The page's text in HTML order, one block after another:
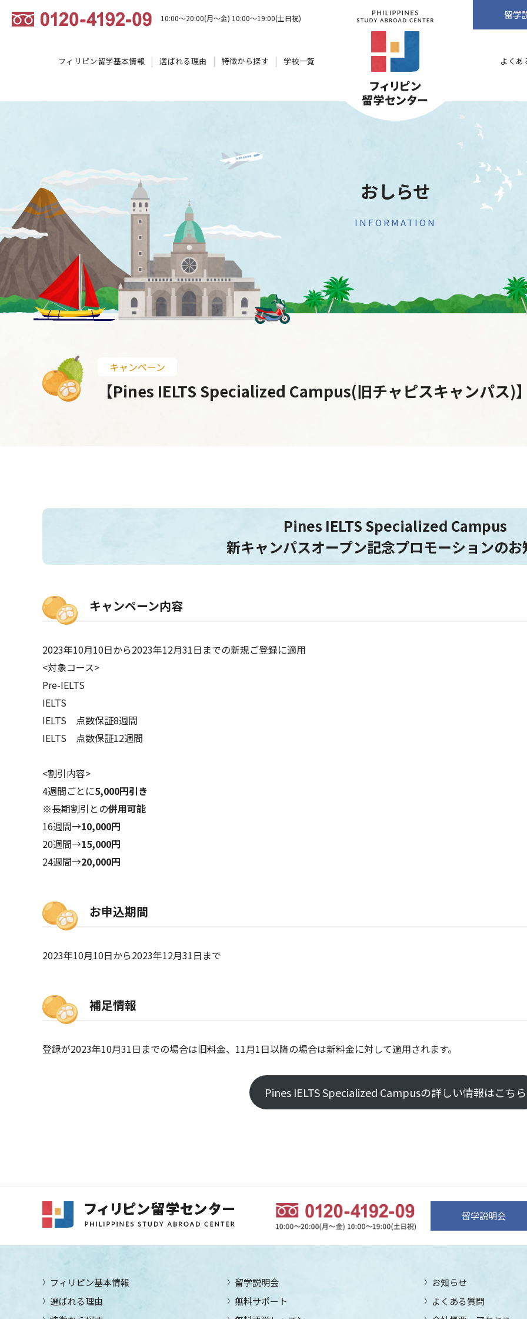
10:00～20:00(月～金) 10:00～19:00(土日祝) 留学
フィリピン留学基本情報 選ばれる理由 特徴から探す 学校一覧 よくあ
おしらせ
INFORMATION
キャンペーン
【Pines IELTS Specialized Campus(旧チャピスキャンパス)
Pines IELTS Specialized Campus
新キャンパスオープン記念プロモーションのお
キャンペーン内容
2023年10月10日から2023年12月31日までの新規ご登録に適用
<対象コース>
Pre-IELTS
IELTS
IELTS 点数保証8週間
IELTS 点数保証12週間
<割引内容>
4週間ごとに5,000円引き
※長期割引との併用可能
16週間→10,000円
20週間→15,000円
24週間→20,000円
お申込期間
2023年10月10日から2023年12月31日まで
補足情報
登録が2023年10月31日までの場合は旧料金、11月1日以降の場合は新料金に対して適用されます。
Pines IELTS Specialized Campusの詳しい情報はこちら
留学説明会
フィリピン基本情報
選ばれる理由
留学説明会
無料サポート
お知らせ
よくある質問